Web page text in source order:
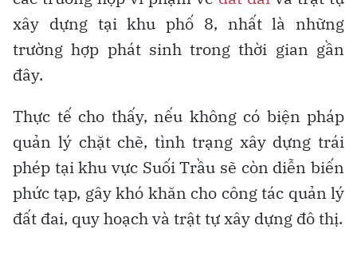
xây dựng tại khu phố 8, nhất là những
trường hợp phát sinh trong thời gian gần
đây.
Thực tế cho thấy, nếu không có biện pháp
quản lý chặt chẽ, tình trạng xây dựng trái
phép tại khu vực Suối Trầu sẽ còn diễn biến
phức tạp, gây khó khăn cho công tác quản lý
đất đai, quy hoạch và trật tự xây dựng đô thị.